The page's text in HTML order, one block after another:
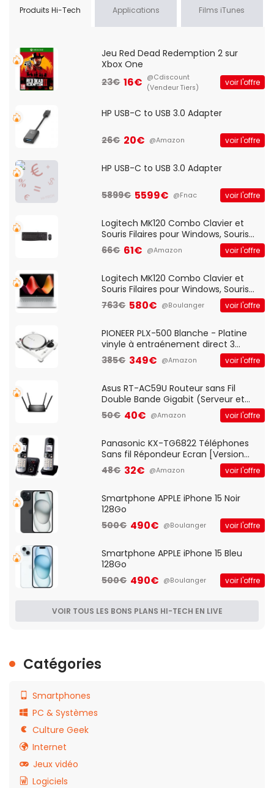
Produits Hi-Tech Applications Films iTunes
Jeu Red Dead Redemption 2 sur
Xbox One
23€ 16€ @Cdiscount
(Vendeur Tiers)
voir l'offre
HP USB-C to USB 3.0 Adapter
26€ 20€ @Amazon voir l'offre
HP USB-C to USB 3.0 Adapter
5899€ 5599€ @Fnac voir l'offre
Logitech MK120 Combo Clavier et
Souris Filaires pour Windows, Souris
Optique Filaire, Connexion USB Plug
And Play, Confortable, Taille
QWERTY UK - Noir
66€ 61€ @Amazon voir l'offre
Logitech MK120 Combo Clavier et
Souris Filaires pour Windows, Souris
Optique Filaire, Connexion USB Plug
And Play, Confortable, Taille
QWERTY UK - Noir
763€ 580€ @Boulanger voir l'offre
PIONEER PLX-500 Blanche - Platine
vinyle à entraénement direct 3
vitesses (33-45-78 trs/min) avec
pre-ampli intégré et port USB
385€ 349€ @Amazon voir l'offre
Asus RT-AC59U Routeur sans Fil
Double Bande Gigabit (Serveur et
Client VPN, Triple Vlan, Mode Point
d'accès et Bridge, contrôle Parental,
50€ 40€ @Amazon voir l'offre
Panasonic KX-TG6822 Téléphones
Sans fil Répondeur Ecran [Version
Française]
48€ 32€ @Amazon voir l'offre
Smartphone APPLE iPhone 15 Noir
128Go
500€ 490€ @Boulanger voir l'offre
Smartphone APPLE iPhone 15 Bleu
128Go
500€ 490€ @Boulanger voir l'offre
VOIR TOUS LES BONS PLANS HI-TECH EN LIVE
Catégories
Smartphones
PC & Systèmes
Culture Geek
Internet
Jeux vidéo
Logiciels